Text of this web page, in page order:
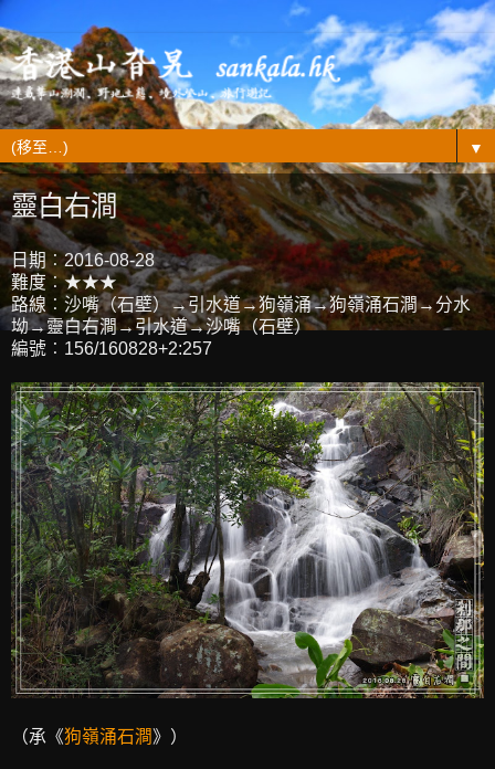
▼
靈白右澗
日期︰2016-08-28
難度︰★★★
路線︰沙嘴（石壁）→引水道→狗嶺涌→狗嶺涌石澗→分水
坳→靈白右澗→引水道→沙嘴（石壁）
編號︰156/160828+2:257
（承《狗嶺涌石澗》）